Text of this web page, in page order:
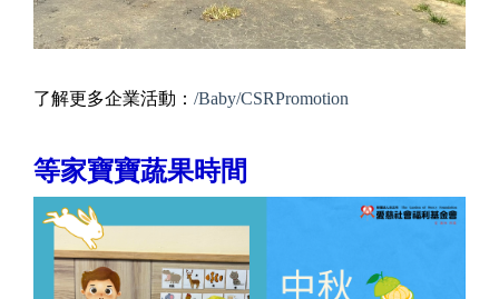
了解更多企業活動： /Baby/CSRPromotion
等家寶寶蔬果時間